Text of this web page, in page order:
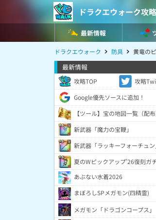
ドラクエウォーク攻
最新情報
ドラクエウォーク 防具 黄竜の
最新情報
攻略TOP
攻略
Google優先ソースに追加！
【ツール】宝の地図一覧（配布
新武器「魔力の宝鞭」
新武器「ラッキーフォーチュン
夏のWピックアップ'26復刻ガ
あぶない水着2026
まぼろしSPメガモン(四精霊)
メガモン「ドラゴンコープス」